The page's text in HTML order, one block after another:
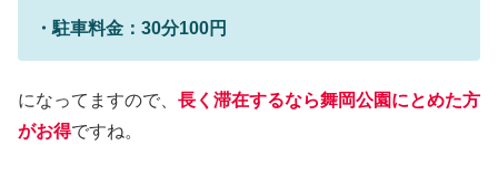
・駐車料金：30分100円
になってますので、 長く滞在するなら舞岡公園にとめた方
がお得ですね。